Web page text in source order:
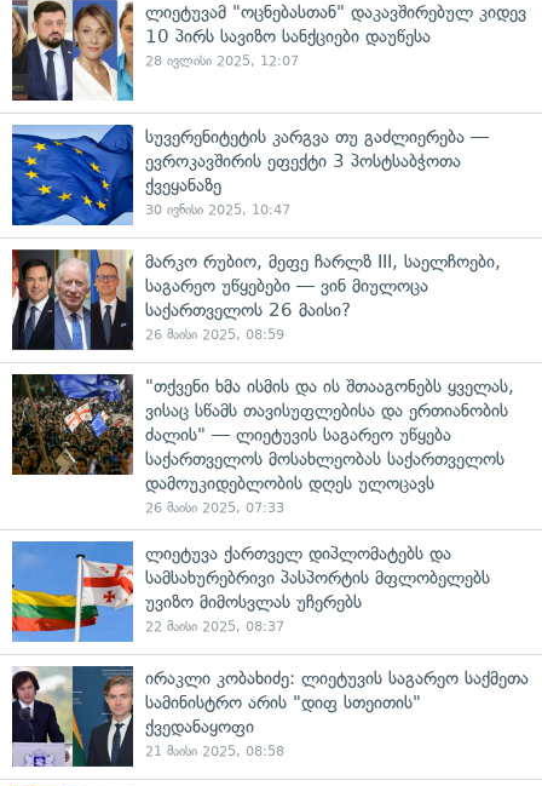
ლიეტუვამ "ოცნებასთან" დაკავშირებულ კიდევ
10 პირს სავიზო სანქციები დაუწესა
28 ივლისი 2025, 12:07
სუვერენიტეტის კარგვა თუ გაძლიერება —
ევროკავშირის ეფექტი 3 პოსტსაბჭოთა
ქვეყანაზე
30 ივნისი 2025, 10:47
მარკო რუბიო, მეფე ჩარლზ III, საელჩოები,
საგარეო უწყებები — ვინ მიულოცა
საქართველოს 26 მაისი?
26 მაისი 2025, 08:59
"თქვენი ხმა ისმის და ის შთააგონებს ყველას,
ვისაც სწამს თავისუფლებისა და ერთიანობის
ძალის" — ლიეტუვის საგარეო უწყება
საქართველოს მოსახლეობას საქართველოს
დამოუკიდებლობის დღეს ულოცავს
26 მაისი 2025, 07:33
ლიეტუვა ქართველ დიპლომატებს და
სამსახურებრივი პასპორტის მფლობელებს
უვიზო მიმოსვლას უჩერებს
22 მაისი 2025, 08:37
ირაკლი კობახიძე: ლიეტუვის საგარეო საქმეთა
სამინისტრო არის "დიფ სთეითის"
ქვედანაყოფი
21 მაისი 2025, 08:58